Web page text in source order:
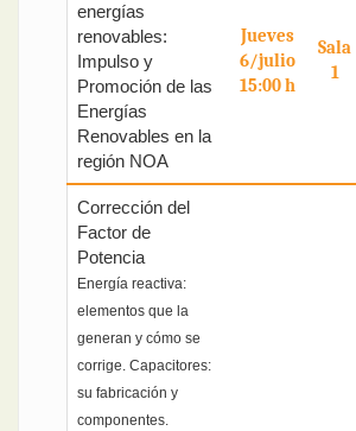
energías
renovables:
Impulso y
Promoción de las
Energías
Renovables en la
región NOA
Jueves
6/julio
15:00 h
Sala
1
Corrección del
Factor de
Potencia
Energía reactiva:
elementos que la
generan y cómo se
corrige. Capacitores:
su fabricación y
componentes.